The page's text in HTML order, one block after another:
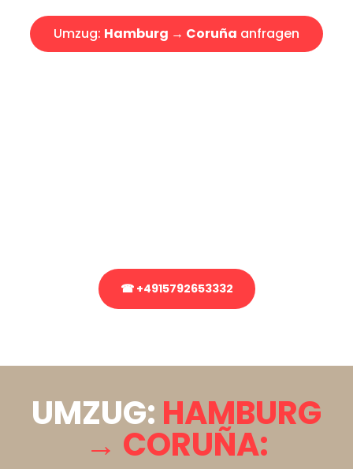
Umzug: Hamburg → Coruña anfragen
☎ +4915792653332
UMZUG: HAMBURG
→ CORUÑA: